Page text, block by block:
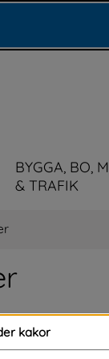
BYGGA, BO,
& TRAFIK
enheter
kakor